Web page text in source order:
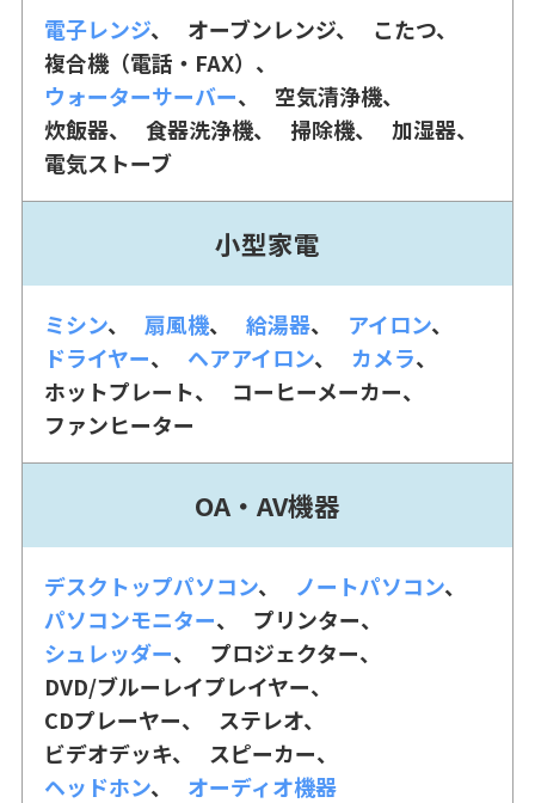
電子レンジ オーブンレンジ
こたつ
複合機（電話・FAX）
ウォーターサーバー
空気清浄機
炊飯器
食器洗浄機 掃除機
加湿器
電気ストーブ
小型家電
ミシン 扇風機 給湯器
アイロン
ドライヤー
ヘアアイロン
カメラ
ホットプレート
コーヒーメーカー
ファンヒーター
OA・AV機器
デスクトップパソコン
ノートパソコン
パソコンモニター
プリンター
シュレッダー
プロジェクター
DVD/ブルーレイプレイヤー
CDプレーヤー
ステレオ
ビデオデッキ
スピーカー
ヘッドホン
オーディオ機器